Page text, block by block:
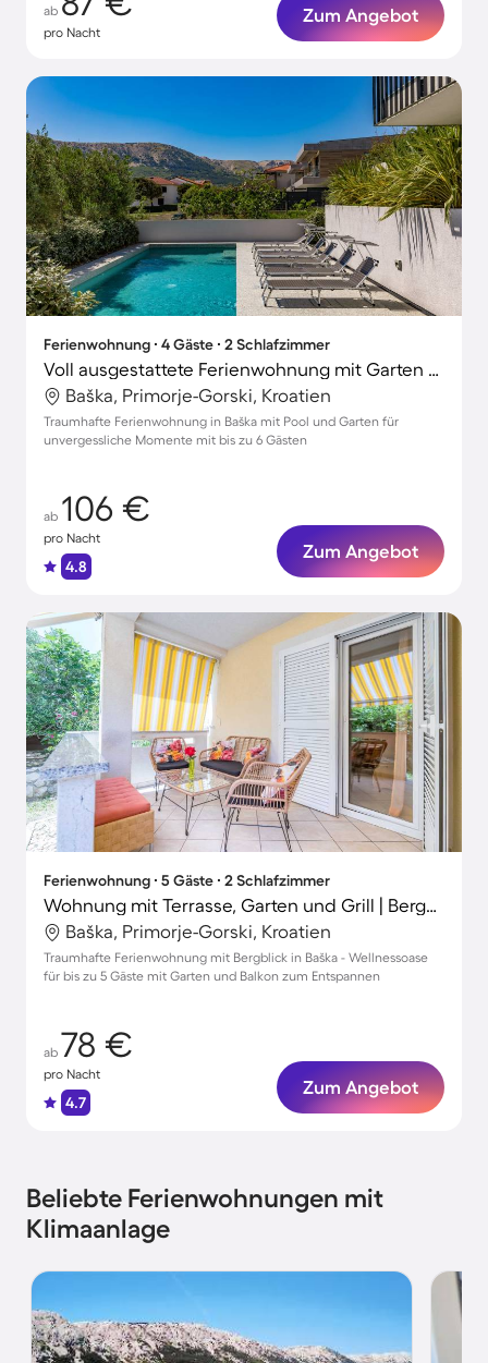
ab
pro Nacht
Zum Angebot
Ferienwohnung ∙ 4 Gäste ∙ 2 Schlafzimmer
Voll ausgestattete Ferienwohnung mit Garten und Pool
Baška, Primorje-Gorski, Kroatien
Traumhafte Ferienwohnung in Baška mit Pool und Garten für
unvergessliche Momente mit bis zu 6 Gästen
ab 106 €
pro Nacht
4.8
Zum Angebot
Ferienwohnung ∙ 5 Gäste ∙ 2 Schlafzimmer
Wohnung mit Terrasse, Garten und Grill | Bergblick | Strand in der Nähe
Baška, Primorje-Gorski, Kroatien
Traumhafte Ferienwohnung mit Bergblick in Baška - Wellnessoase
für bis zu 5 Gäste mit Garten und Balkon zum Entspannen
ab 78 €
pro Nacht
4.7
Zum Angebot
Beliebte Ferienwohnungen mit
Klimaanlage